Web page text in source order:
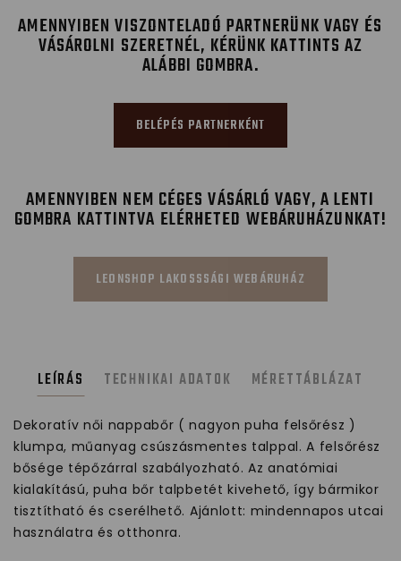
AMENNYIBEN VISZONTELADÓ PARTNERÜNK VAGY ÉS
VÁSÁROLNI SZERETNÉL, KÉRÜNK KATTINTS AZ
ALÁBBI GOMBRA.
BELÉPÉS PARTNERKÉNT
AMENNYIBEN NEM CÉGES VÁSÁRLÓ VAGY, A LENTI
GOMBRA KATTINTVA ELÉRHETED WEBÁRUHÁZUNKAT!
LEONSHOP LAKOSSSÁGI WEBÁRUHÁZ
LEÍRÁS TECHNIKAI ADATOK MÉRETTÁBLÁZAT
Dekoratív női nappabőr ( nagyon puha felsőrész )
klumpa, műanyag csúszásmentes talppal. A felsőrész
bősége tépőzárral szabályozható. Az anatómiai
kialakítású, puha bőr talpbetét kivehető, így bármikor
tisztítható és cserélhető. Ajánlott: mindennapos utcai
használatra és otthonra.